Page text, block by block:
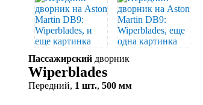
Пассажирский дворник
Wiperblades
Передний, 1 шт., 500 мм